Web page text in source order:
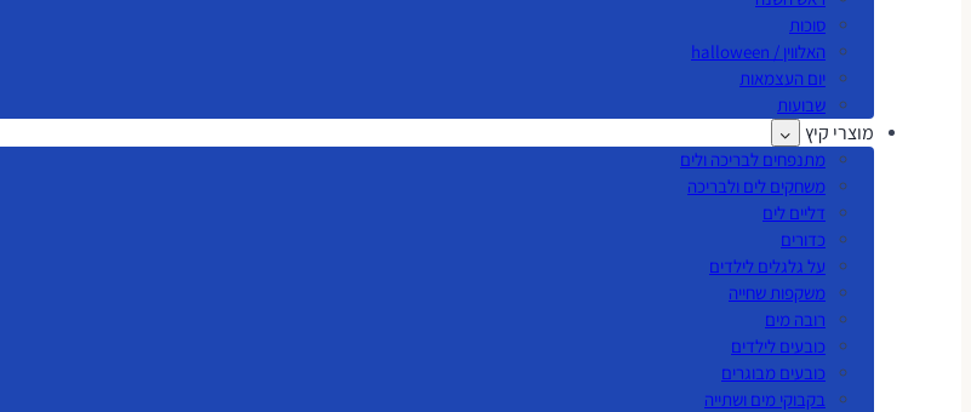
סוכות
האלווין / halloween
יום העצמאות
שבועות
מוצרי קיץ
מתנפחים לבריכה ולים
משחקים לים ולבריכה
דליים לים
כדורים
על גלגלים לילדים
משקפות שחייה
רובה מים
כובעים לילדים
כובעים מבוגרים
בקבוקי מים ושתייה